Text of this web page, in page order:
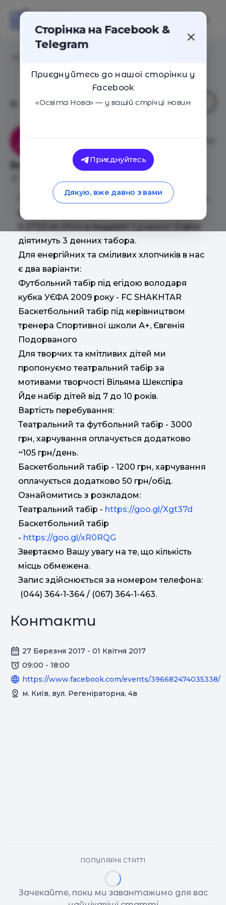
Весняні канікули в А+
Пропонуємо Вам провести весняні канікули
вражаюче та цікаво.
З 27.03 по 01.04 в Академії Сучасної Освіти
діятимуть 3 денних табора.
Для енергійних та сміливих хлопчиків в нас
є два варіанти:
Футбольний табір під егідою володаря
кубка УЄФА 2009 року - FC SHAKHTAR
Баскетбольний табір під керівництвом
тренера Спортивної школи А+, Євгенія
Подорваного
Для творчих та кмітливих дітей ми
пропонуємо театральний табір за
мотивами творчості Вільяма Шекспіра
Йде набір дітей від 7 до 10 років.
Вартість перебування:
Театральний та футбольний табір - 3000
грн, харчування оплачується додатково
~105 грн/день.
Баскетбольний табір - 1200 грн, харчування
оплачується додатково 50 грн/обід.
Ознайомитись з розкладом:
Театральний табір - https://goo.gl/Xgt37d
Баскетбольний табір
- https://goo.gl/xR0RQG
Звертаємо Вашу увагу на те, що кількість
місць обмежена.
Запис здійснюється за номером телефона:
(044) 364-1-364 / (067) 364-1-463.
Контакти
27 Березня 2017 - 01 Квітня 2017
09:00 - 18:00
https://www.facebook.com/events/396682474035338/
м. Київ, вул. Регеніраторна, 4в
ПОПУЛЯРНІ СТАТТІ
Зачекайте, поки ми завантажимо для вас
Сторінка на Facebook &
Telegram
Приєднуйтесь до нашої сторінки у
Facebook
«Освіта Нова» — у вашій стрічці новин
Приєднуйтесь
Дякую, вже давно з вами